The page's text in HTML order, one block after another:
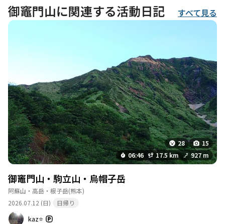
御竈門山に関連する活動日記 すべて見る
28
15
06:46
17.5 km 927 m
御竈門山・駒立山・烏帽子岳
阿蘇山・高岳・根子岳(熊本)
2026.07.12 (日)
日帰り
kaz⭐